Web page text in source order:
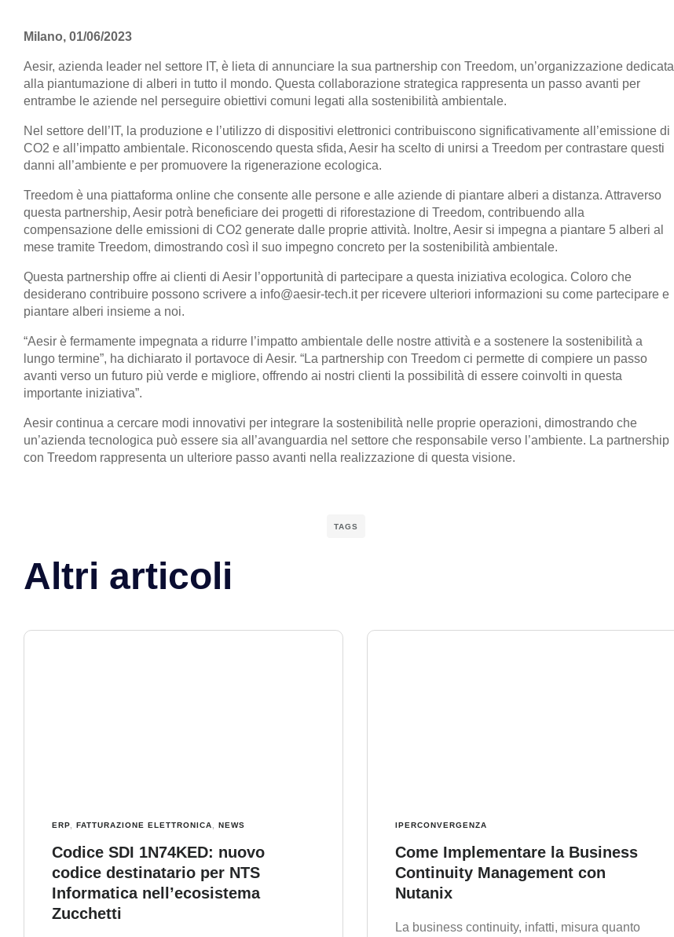
Milano, 01/06/2023
Aesir, azienda leader nel settore IT, è lieta di annunciare la sua partnership con Treedom, un’organizzazione dedicata
alla piantumazione di alberi in tutto il mondo. Questa collaborazione strategica rappresenta un passo avanti per
entrambe le aziende nel perseguire obiettivi comuni legati alla sostenibilità ambientale.
Nel settore dell’IT, la produzione e l’utilizzo di dispositivi elettronici contribuiscono significativamente all’emissione di
CO2 e all’impatto ambientale. Riconoscendo questa sfida, Aesir ha scelto di unirsi a Treedom per contrastare questi
danni all’ambiente e per promuovere la rigenerazione ecologica.
Treedom è una piattaforma online che consente alle persone e alle aziende di piantare alberi a distanza. Attraverso
questa partnership, Aesir potrà beneficiare dei progetti di riforestazione di Treedom, contribuendo alla
compensazione delle emissioni di CO2 generate dalle proprie attività. Inoltre, Aesir si impegna a piantare 5 alberi al
mese tramite Treedom, dimostrando così il suo impegno concreto per la sostenibilità ambientale.
Questa partnership offre ai clienti di Aesir l’opportunità di partecipare a questa iniziativa ecologica. Coloro che
desiderano contribuire possono scrivere a info@aesir-tech.it per ricevere ulteriori informazioni su come partecipare e
piantare alberi insieme a noi.
“Aesir è fermamente impegnata a ridurre l’impatto ambientale delle nostre attività e a sostenere la sostenibilità a
lungo termine”, ha dichiarato il portavoce di Aesir. “La partnership con Treedom ci permette di compiere un passo
avanti verso un futuro più verde e migliore, offrendo ai nostri clienti la possibilità di essere coinvolti in questa
importante iniziativa”.
Aesir continua a cercare modi innovativi per integrare la sostenibilità nelle proprie operazioni, dimostrando che
un’azienda tecnologica può essere sia all’avanguardia nel settore che responsabile verso l’ambiente. La partnership
con Treedom rappresenta un ulteriore passo avanti nella realizzazione di questa visione.
TAGS
Altri articoli
ERP FATTURAZIONE ELETTRONICA NEWS
Codice SDI 1N74KED: nuovo
codice destinatario per NTS
Informatica nell’ecosistema
Zucchetti
IPERCONVERGENZA
Come Implementare la Business
Continuity Management con
Nutanix
La business continuity, infatti, misura quanto